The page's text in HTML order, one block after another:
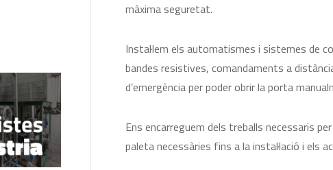
màxima seguretat.
Instal·lem els automatismes i sistemes de
bandes resistives, comandaments a
d’emergència per poder obrir la porta
Ens encarreguem dels treballs necessaris
paleta necessàries fins a la instal·lació i els